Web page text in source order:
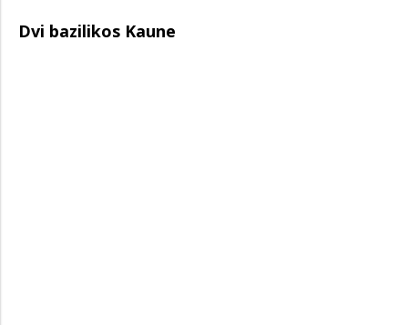
Dvi bazilikos Kaune